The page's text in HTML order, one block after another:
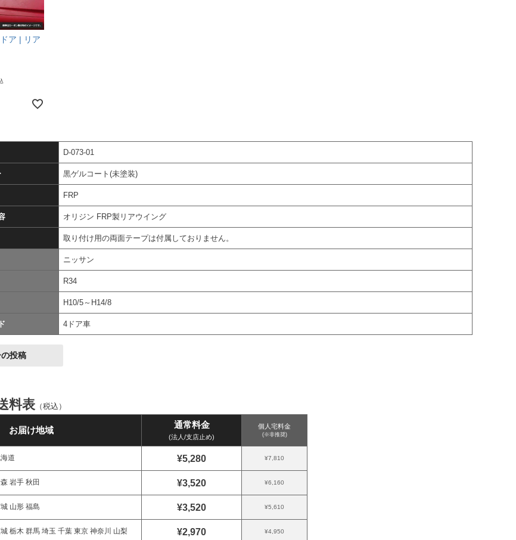
ア | リア
D-073-01
黒ゲルコート(未塗装)
FRP
オリジン FRP製リアウイング
取り付け用の両面テープは付属しておりません。
ニッサン
R34
H10/5～H14/8
4ドア車
投稿
料表 （税込）
お届け地域
通常料金
(法人/支店止め)
個人宅料金
(※非推奨)
道 ¥5,280 ¥7,810
岩手 秋田 ¥3,520 ¥6,160
山形 福島 ¥3,520 ¥5,610
栃木 群馬 埼玉 千葉 東京 神奈川 山梨 ¥2,970 ¥4,950